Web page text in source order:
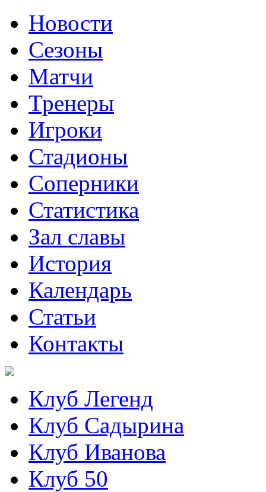
Новости
Сезоны
Матчи
Тренеры
Игроки
Стадионы
Соперники
Статистика
Зал славы
История
Календарь
Статьи
Контакты
Клуб Легенд
Клуб Садырина
Клуб Иванова
Клуб 50